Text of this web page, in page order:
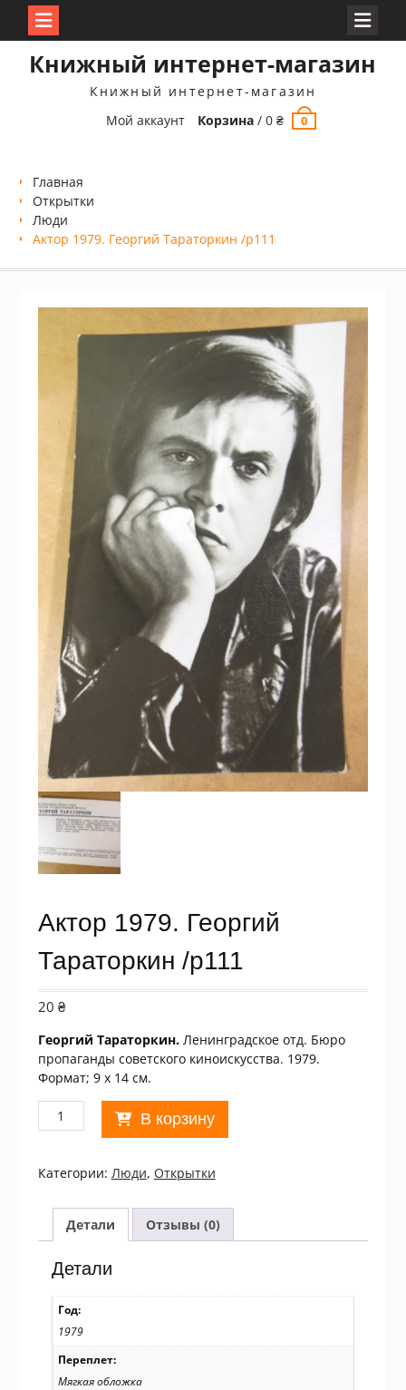
Книжный интернет-магазин
Книжный интернет-магазин
Мой аккаунт
Корзина /0₴ 0
Главная
Открытки
Люди
Актор 1979. Георгий Тараторкин /p111
Актор 1979. Георгий
Тараторкин /p111
20 ₴
Георгий Тараторкин.Ленинградское отд. Бюро
пропаганды советского киноискусства. 1979.
Формат; 9 х 14 см.
Количество
товара
1979.
Георгий
Тараторкин
/p111
В корзину
Категории: Люди, Открытки
Детали Отзывы (0)
Детали
Год:
1979
Переплет:
Мягкая обложка